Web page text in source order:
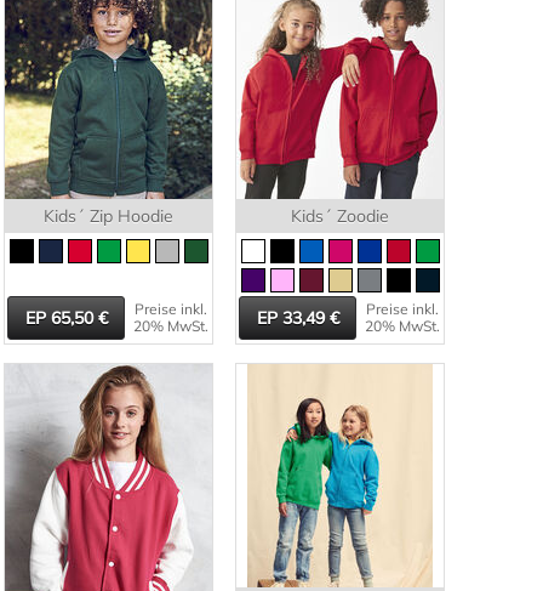
Kids´ Zip Hoodie
65,50
Preise inkl.
20% MwSt.
Kids´ Zoodie
33,49
Preise inkl.
20% MwSt.